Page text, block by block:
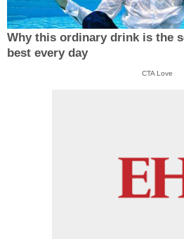
Why this ordinary drink is the
best every day
CTA Love